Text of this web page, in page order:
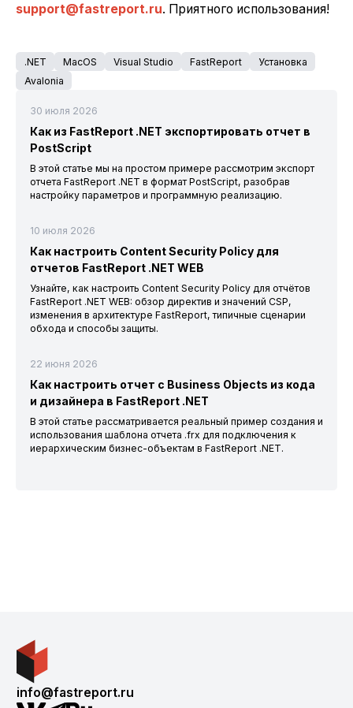
support@fastreport.ru. Приятного использования!
.NET MacOS Visual Studio FastReport
Установка
Avalonia
30 июля 2026
Как из FastReport .NET экспортировать отчет в
PostScript
В этой статье мы на простом примере рассмотрим экспорт
отчета FastReport .NET в формат PostScript, разобрав
настройку параметров и программную реализацию.
10 июля 2026
Как настроить Content Security Policy для
отчетов FastReport .NET WEB
Узнайте, как настроить Content Security Policy для отчётов
FastReport .NET WEB: обзор директив и значений CSP,
изменения в архитектуре FastReport, типичные сценарии
обхода и способы защиты.
22 июня 2026
Как настроить отчет с Business Objects из кода
и дизайнера в FastReport .NET
В этой статье рассматривается реальный пример создания и
использования шаблона отчета .frx для подключения к
иерархическим бизнес-объектам в FastReport .NET.
info@fastreport.ru